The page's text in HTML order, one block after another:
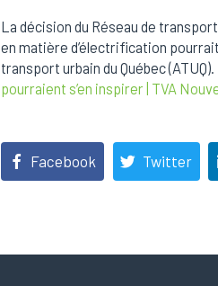
La décision du Réseau de
en matière d’électrification
transport urbain du Québec
pourraient s’en inspirer | TVA
Facebook Twitter